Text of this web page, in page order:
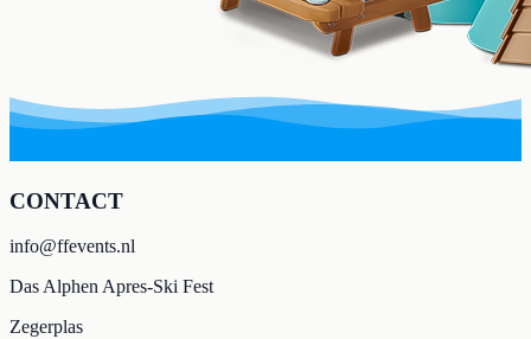
CONTACT
info@ffevents.nl
Das Alphen Apres-Ski Fest
Zegerplas